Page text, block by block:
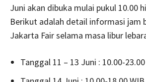
Juni akan dibuka mulai pukul 10.00
Berikut adalah detail informasi jam
Jakarta Fair selama masa libur
Tanggal 11 – 13 Juni : 10.00-